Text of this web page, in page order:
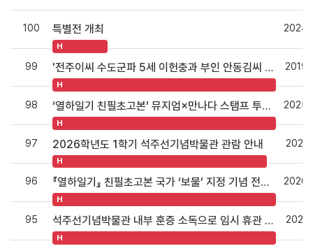
100 특별전 개최
H
99 '전주이씨 수도군파 5세 이헌충과 부인 안동김씨 묘' 도록 발간 안내
H
98 ‘열하일기 친필초고본’ 뮤지엄×만나다 스탬프 투어 안내
H
97 2026학년도 1학기 석주선기념박물관 관람 안내
H
96 『열하일기』 친필초고본 국가 ‘보물’ 지정 기념 전문가 초청 강연회 개최 안내
H
95 석주선기념박물관 내부 훈증 소독으로 임시 휴관 안내
H